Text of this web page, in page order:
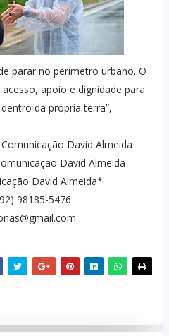
parar no perímetro urbano. O
apoio e dignidade para
da própria terra”,
David Almeida
David Almeida
David Almeida*
98185-5476